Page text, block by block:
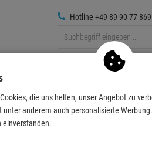
Hotline +49 89 90 77 869
Medientechnik
Flur
die uns helfen, unser Angebot zu
anderem auch personalisierte
einverstanden.